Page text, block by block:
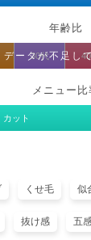
年齢比
データが不足し
30代
メニュー比
カット
くせ毛 似
抜け感 五